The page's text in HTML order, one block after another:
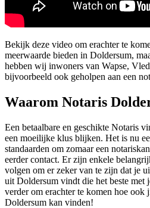
Bekijk deze video om erachter te
meerwaarde bieden in Doldersum,
hebben wij inwoners van Wapse,
bijvoorbeeld ook geholpen aan een
Waarom Notaris
Een betaalbare en geschikte Notaris
een moeilijke klus blijken. Het is nu
standaarden om zomaar een
eerder contact. Er zijn enkele
volgen om er zeker van te zijn dat je
uit Doldersum vindt die het beste met
verder om erachter te komen hoe ook
Doldersum kan vinden!